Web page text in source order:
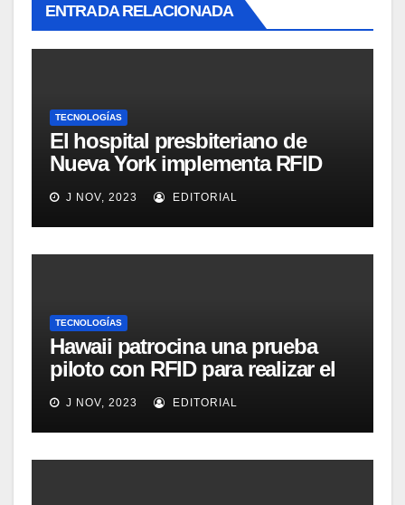
ENTRADA RELACIONADA
TECNOLOGÍAS
El hospital presbiteriano de
Nueva York implementa RFID
para mejorar el proceso de
inventario de equipamiento
médico
J NOV, 2023 EDITORIAL
TECNOLOGÍAS
Hawaii patrocina una prueba
piloto con RFID para realizar el
seguimiento y control de
alimentos
J NOV, 2023 EDITORIAL